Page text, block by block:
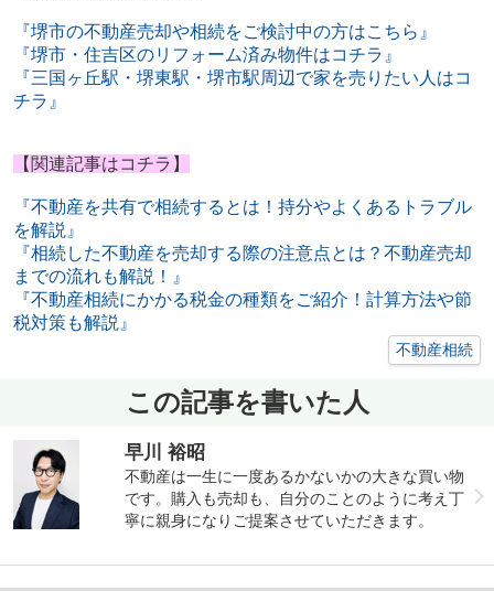
『堺市の不動産売却や相続をご検討中の方はこちら』
『堺市・住吉区のリフォーム済み物件はコチラ』
『三国ヶ丘駅・堺東駅・堺市駅周辺で家を売りたい人はコ
チラ』
【関連記事はコチラ】
『不動産を共有で相続するとは！持分やよくあるトラブル
を解説』
『相続した不動産を売却する際の注意点とは？不動産売却
までの流れも解説！』
『不動産相続にかかる税金の種類をご紹介！計算方法や節
税対策も解説』
不動産相続
この記事を書いた人
早川 裕昭
不動産は一生に一度あるかないかの大きな買い物
です。購入も売却も、自分のことのように考え丁
寧に親身になりご提案させていただきます。